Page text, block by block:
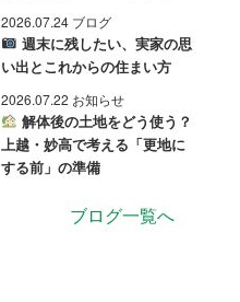
2026.07.24 ブログ
週末に残したい、実家の思
い出とこれからの住まい方
2026.07.22 お知らせ
解体後の土地をどう使う？
上越・妙高で考える「更地に
する前」の準備
ブログ一覧へ